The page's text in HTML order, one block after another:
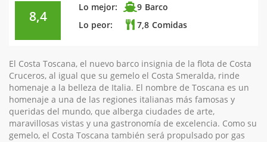
8,4
Lo mejor: 9 Barco
Lo peor:
7,8 Comidas
El Costa Toscana, el nuevo barco insignia de la flota de Costa
Cruceros, al igual que su gemelo el Costa Smeralda, rinde
homenaje a la belleza de Italia. El nombre de Toscana es un
homenaje a una de las regiones italianas más famosas y
queridas del mundo, que alberga ciudades de arte,
maravillosas vistas y una gastronomía de excelencia. Como su
gemelo, el Costa Toscana también será propulsado por gas